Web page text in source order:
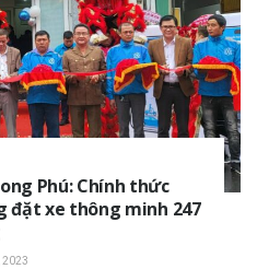
Phú: Chính thức
xe thông minh 247
2023